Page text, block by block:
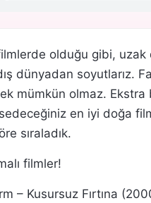
filmlerde olduğu gibi,
dünyadan soyutlarız.
mümkün olmaz. Ekstra
en iyi doğa
sıraladık.
filmler!
– Kusursuz Fırtına